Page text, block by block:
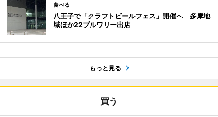
食べる
八王子で「クラフトビールフェス」開催へ 多摩地
域ほか22ブルワリー出店
もっと見る
買う